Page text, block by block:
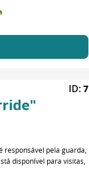
ID:7
responsável pela guarda,
disponível para visitas,